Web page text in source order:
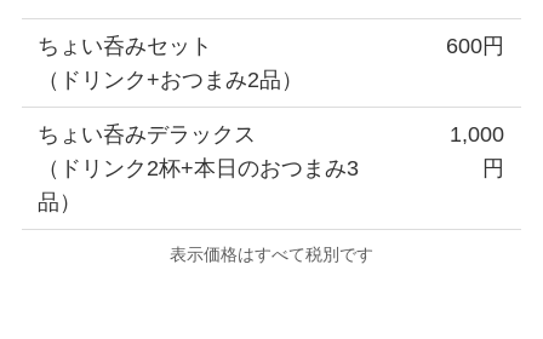
ちょい呑みセット
（ドリンク+おつまみ2品）
600円
ちょい呑みデラックス
（ドリンク2杯+本日のおつまみ3
品）
1,000
円
表示価格はすべて税別です